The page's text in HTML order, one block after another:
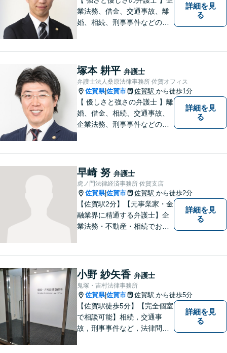
業法務、借金、交通事故、離
婚、相続、刑事事件などのご
なリーガルサービスを提供い
たします。
詳細を見
る
塚本 耕平 弁護士
弁護士法人桑原法律事務所 佐賀オフィス
佐賀県|佐賀市 佐賀駅 から徒歩1分
【 優しさと強さの弁護士 】離
婚、借金、相続、交通事故、
企業法務、刑事事件などのご
なリーガルサービスを提供い
たします。
詳細を見
る
早崎 努 弁護士
虎ノ門法律経済事務所 佐賀支店
佐賀県|佐賀市 佐賀駅 から徒歩2分
【佐賀駅2分】【元事業家・金
融業界に精通する弁護士】企
業法務・不動産・相続でお困
【士業ワンストップサービ
ス】
詳細を見
る
小野 紗矢香 弁護士
鬼塚・吉村法律事務所
佐賀県|佐賀市 佐賀駅 から徒歩5分
【佐賀駅徒歩5分】【完全個室
で相談可能】相続，交通事
故，刑事事件など，法律問題
詳細を見
る